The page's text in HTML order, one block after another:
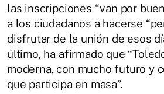
las inscripciones “van por
a los ciudadanos a hacerse
disfrutar de la unión de esos
último, ha afirmado que
moderna, con mucho futuro y
que participa en masa”.